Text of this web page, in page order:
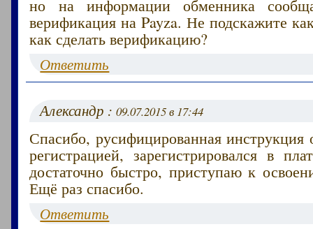
но на информации обменника
верификация на Payza. Не подскажите
как сделать верификацию?
Ответить
Александр :09.07.2015 в 17:44
Спасибо, русифицированная инструкция
регистрацией, зарегистрировался в
достаточно быстро, приступаю к
Ещё раз спасибо.
Ответить